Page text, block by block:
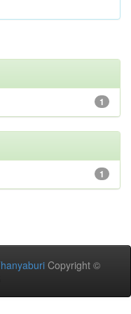
1
1
Copyright ©